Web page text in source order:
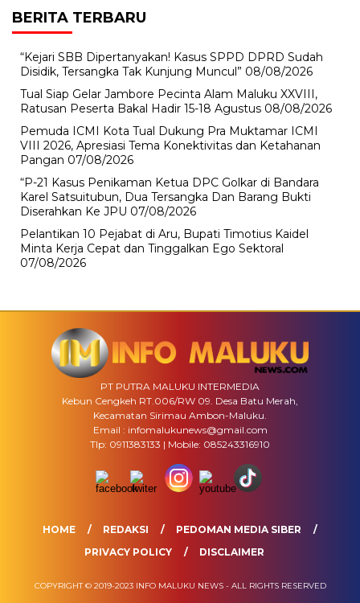
BERITA TERBARU
“Kejari SBB Dipertanyakan! Kasus SPPD DPRD Sudah
Disidik, Tersangka Tak Kunjung Muncul” 08/08/2026
Tual Siap Gelar Jambore Pecinta Alam Maluku XXVIII,
Ratusan Peserta Bakal Hadir 15-18 Agustus 08/08/2026
Pemuda ICMI Kota Tual Dukung Pra Muktamar ICMI
VIII 2026, Apresiasi Tema Konektivitas dan Ketahanan
Pangan 07/08/2026
“P-21 Kasus Penikaman Ketua DPC Golkar di Bandara
Karel Satsuitubun, Dua Tersangka Dan Barang Bukti
Diserahkan Ke JPU 07/08/2026
Pelantikan 10 Pejabat di Aru, Bupati Timotius Kaidel
Minta Kerja Cepat dan Tinggalkan Ego Sektoral
07/08/2026
PT PUTRA MALUKU INTERMEDIA
Kebun Cengkeh RT.006/RW 09. Desa Batu Merah,
Kecamatan Sirimau Ambon-Maluku.
Email : infomalukunews@gmail.com
Tlp: 0911383133 | Mobile: 085243316910
HOME REDAKSI
PEDOMAN MEDIA SIBER
PRIVACY POLICY
DISCLAIMER
COPYRIGHT © 2019-2023 INFO MALUKU NEWS - ALL RIGHTS RESERVED